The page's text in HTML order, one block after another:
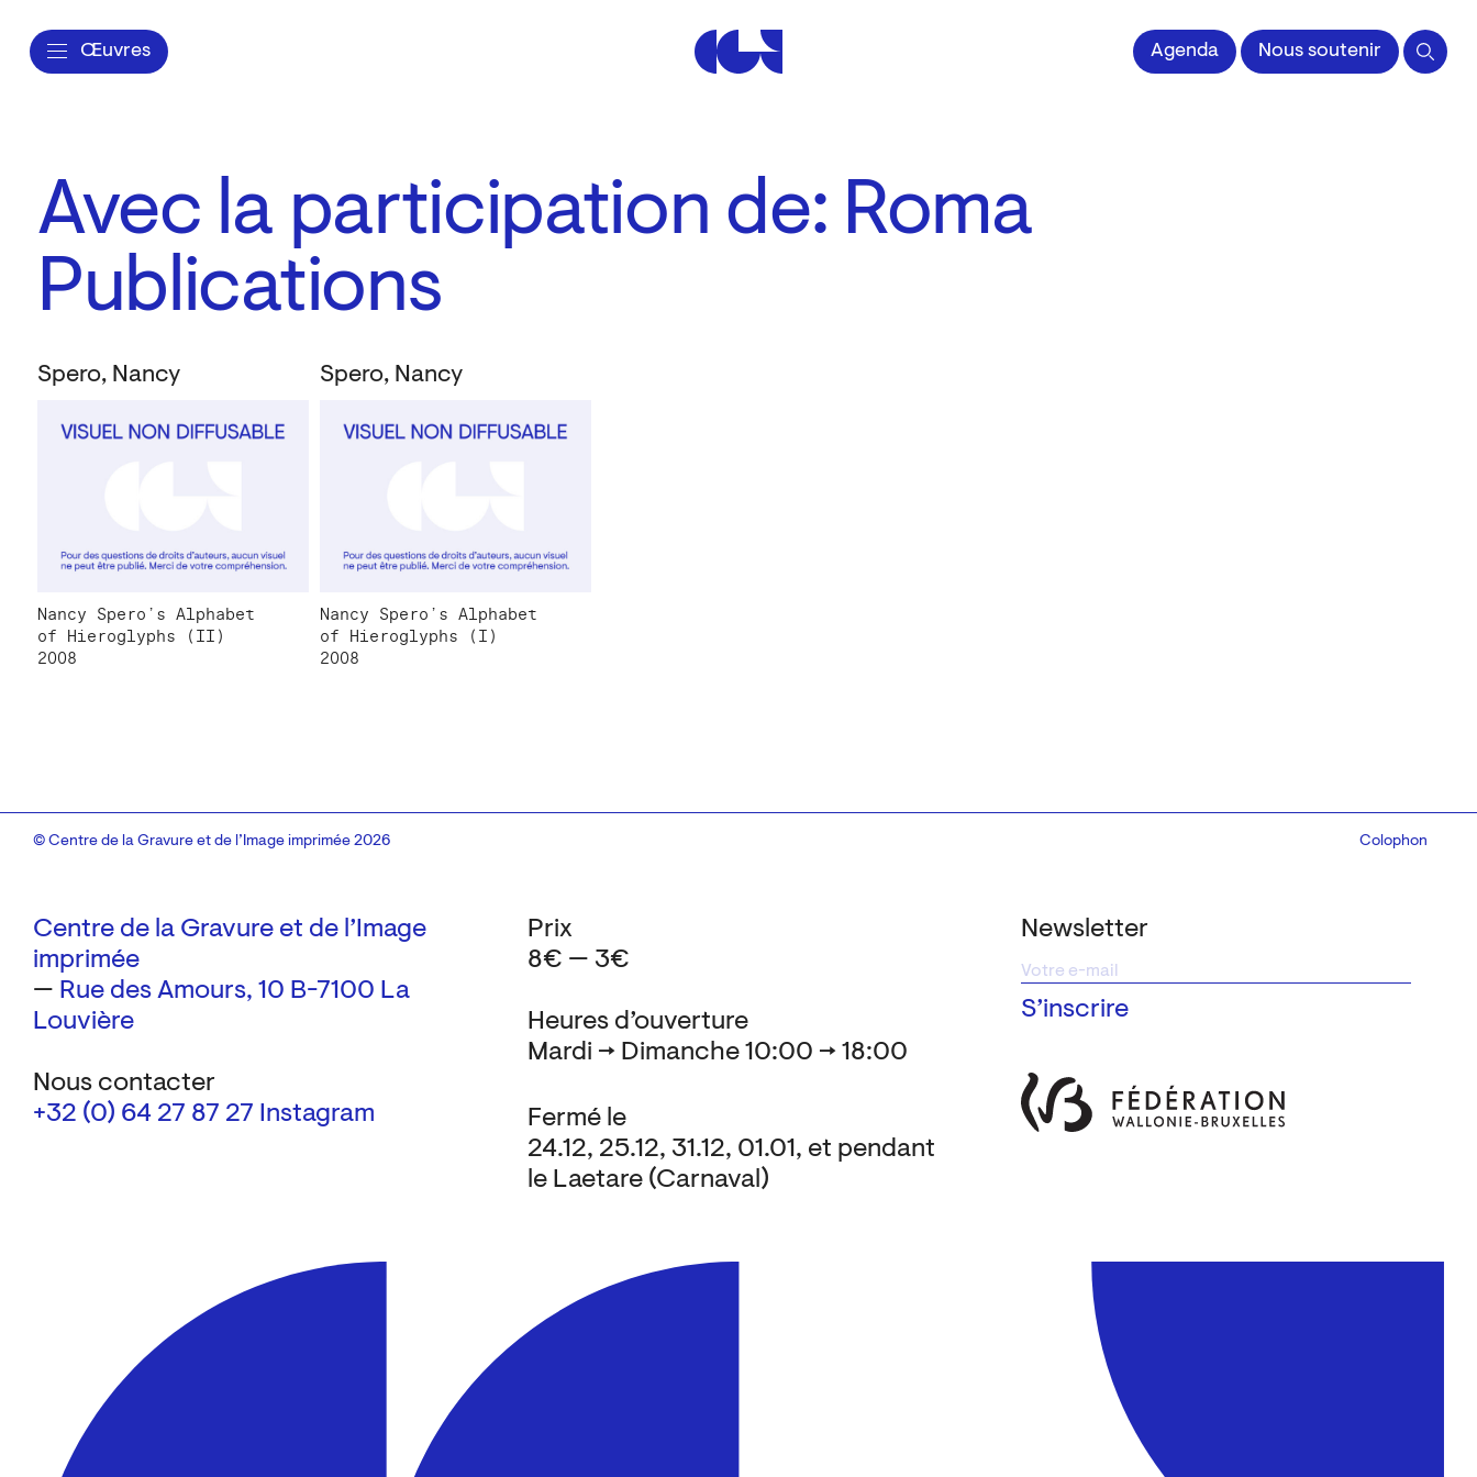
Œuvres Centre de la Gravure et de l'Image impriméeAgenda Nous soutenir
Avec la participation de: Roma
Publications
Spero, Nancy
Nancy Spero’s Alphabet
of Hieroglyphs (II)
2008
Spero, Nancy
Nancy Spero’s Alphabet
of Hieroglyphs (I)
2008
Centre de la Gravure et de l’Image
imprimée
— Rue des Amours, 10 B-7100 La
Louvière
Nous contacter
+32 (0) 64 27 87 27 Instagram
Newsletter
Heures d’ouverture
Mardi → Dimanche 10:00 → 18:00
Fermé le
24.12, 25.12, 31.12, 01.01, et pendant
le Laetare (Carnaval)
Prix
8€ — 3€
© Centre de la Gravure et de l’Image imprimée 2026 Colophon
Design:Marcel